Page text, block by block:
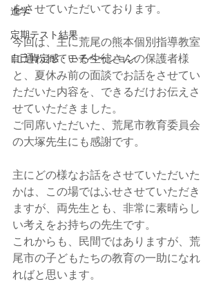
進学
定期テスト結果
自己肯定感・モチベーション
をさせていただいております。
今回は、主に荒尾の熊本個別指導教室
に通われている生徒さんの保護者様
と、夏休み前の面談でお話をさせてい
ただいた内容を、できるだけお伝えさ
せていただきました。
ご同席いただいた、荒尾市教育委員会
の大塚先生にも感謝です。
主にどの様なお話をさせていただいた
かは、この場ではふせさせていただき
ますが、両先生とも、非常に素晴らし
い考えをお持ちの先生です。
これからも、民間ではありますが、荒
尾市の子どもたちの教育の一助になれ
ればと思います。